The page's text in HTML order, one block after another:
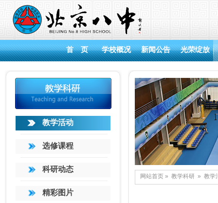
首 页 学校概况 新闻公告 光荣绽放
教学活动
选修课程
科研动态
精彩图片
网站首页 » 教学科研 » 教学